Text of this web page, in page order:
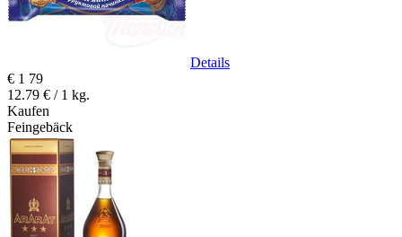
Details
€ 1 79
12.79 € / 1 kg.
Kaufen
Feingebäck